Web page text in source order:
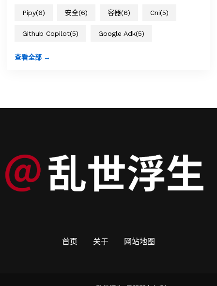
Pipy(6) 安全(6) 容器(6) Cni(5)
Github Copilot(5) Google Adk(5)
查看全部 →
首页 关于 网站地图